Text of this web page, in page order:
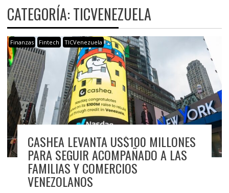
CATEGORÍA:TICVENEZUELA
Finanzas Fintech TICVenezuela
CASHEA LEVANTA US$100 MILLONES
PARA SEGUIR ACOMPAÑADO A LAS
FAMILIAS Y COMERCIOS
VENEZOLANOS